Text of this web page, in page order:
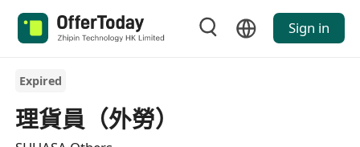
Sign in
Expired
理貨員（外勞）